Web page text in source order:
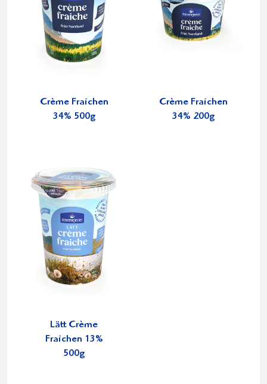
Crème Fraichen
34% 500g
Crème Fraichen
34% 200g
Lätt Crème
Fraichen 13%
500g